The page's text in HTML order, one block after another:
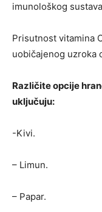
imunološkog
Prisutnost vitamina
uobičajenog uzroka
Različite opcije
uključuju:
-Kivi.
– Limun.
– Papar.